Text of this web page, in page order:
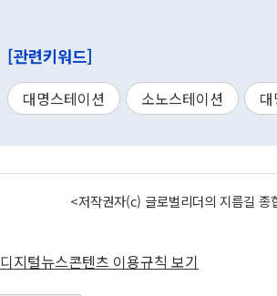
[관련키워드]
대명스테이션 소노스테이션
<저작권자(c) 글로벌리더의 지름길
디지털뉴스콘텐츠 이용규칙 보기